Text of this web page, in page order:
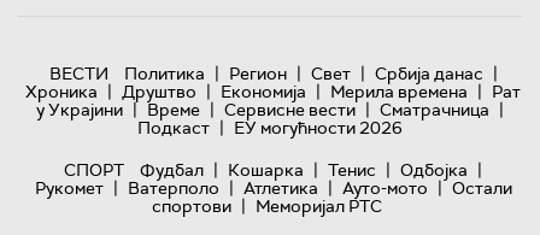
ВЕСТИ Политика | Регион | Свет | Србија данас |
Хроника | Друштво | Економија | Мерила времена | Рат
у Украјини | Време | Сервисне вести | Сматрачница |
Подкаст | ЕУ могућности 2026
СПОРТ
Фудбал | Кошарка | Тенис | Одбојка |
Рукомет | Ватерполо | Атлетика | Ауто-мото | Остали
спортови | Меморијал РТС